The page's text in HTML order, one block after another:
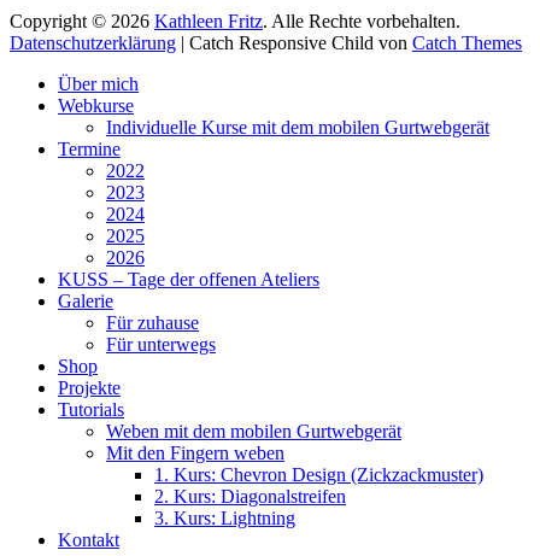
Copyright © 2026 Kathleen Fritz. Alle Rechte vorbehalten.
Datenschutzerklärung | Catch Responsive Child von Catch Themes
oben
scrollen
Über mich
Webkurse
Individuelle Kurse mit dem mobilen Gurtwebgerät
Termine
2022
2023
2024
2025
2026
KUSS – Tage der offenen Ateliers
Galerie
Für zuhause
Für unterwegs
Shop
Projekte
Tutorials
Weben mit dem mobilen Gurtwebgerät
Mit den Fingern weben
1. Kurs: Chevron Design (Zickzackmuster)
2. Kurs: Diagonalstreifen
3. Kurs: Lightning
Kontakt